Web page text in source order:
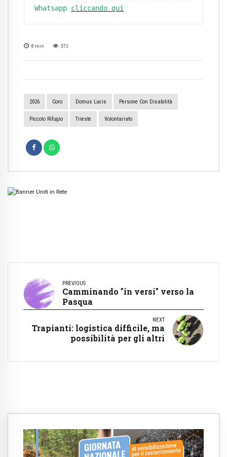
Whatsapp cliccando qui
8 min 372
2026 Coro Domus Lucis Persone Con Disabilità
Piccolo Rifugio Trieste Volontariato
PREVIOUS
Camminando "in versi" verso la
Pasqua
NEXT
Trapianti: logistica difficile, ma
possibilità per gli altri